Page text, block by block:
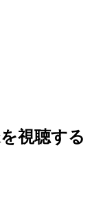
視聴する